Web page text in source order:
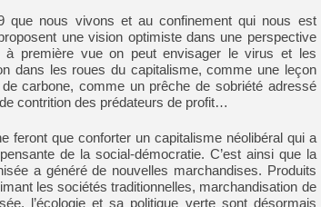
que nous vivons et au confinement qui nous est
une vision optimiste dans une perspective
à première vue on peut envisager le virus et les
dans les roues du capitalisme, comme une leçon
carbone, comme un prêche de sobriété adressé
contrition des prédateurs de profit…
feront que conforter un capitalisme néolibéral qui a
de la social-démocratie. C’est ainsi que la
a généré de nouvelles marchandises. Produits
les sociétés traditionnelles, marchandisation de
l’écologie et sa politique verte sont désormais